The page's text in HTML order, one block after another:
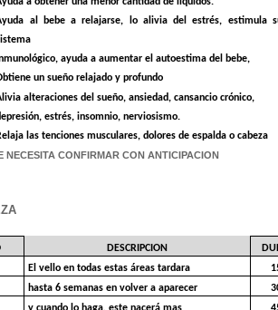
al bebe a relajarse, lo alivia del estrés, estimula
ayuda a aumentar el autoestima del bebe,
un sueño relajado y profundo
alteraciones del sueño, ansiedad, cansancio crónico,
estrés, insomnio, nerviosismo.
las tenciones musculares, dolores de espalda o cabeza
NECESITA CONFIRMAR CON ANTICIPACION
DESCRIPCION
El vello en todas estas áreas tardara
hasta 6 semanas en volver a aparecer